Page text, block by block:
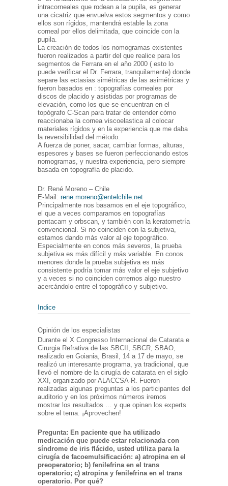
intracorneales que rodean a la pupila, es generar
una cicatriz que envuelva estos segmentos y como
ellos son rígidos, mantendrá estable la zona
corneal por ellos delimitada, que coincide con la
pupila.
La creación de todos los nomogramas existentes
fueron realizados a partir del que realice para los
segmentos de Ferrara en el año 2000 ( esto lo
puede verificar el Dr. Ferrara, tranquilamente) donde
separe las ectasias simétricas de las asimétricas y
fueron basados en : topografías corneales por
discos de placido y asistidas por programas de
elevación, como los que se encuentran en el
topógrafo C-Scan para tratar de entender cómo
reaccionaba la cornea viscoelastica al colocar
materiales rígidos y en la experiencia que me daba
la reversibilidad del método.
A fuerza de poner, sacar, cambiar formas, alturas,
espesores y bases se fueron perfeccionando estos
nomogramas, y nuestra experiencia, pero siempre
basada en topografía de placido.
Dr. René Moreno – Chile
E-Mail: rene.moreno@entelchile.net
Principalmente nos basamos en el eje topográfico,
el que a veces comparamos en topografías
pentacam y orbscan, y también con la keratometría
convencional. Si no coinciden con la subjetiva,
estamos dando más valor al eje topográfico.
Especialmente en conos más severos, la prueba
subjetiva es más difícil y más variable. En conos
menores donde la prueba subjetiva es más
consistente podría tomar más valor el eje subjetivo
y a veces si no coinciden corremos algo nuestro
acercándolo entre el topográfico y subjetivo.
Indice
Opinión de los especialistas
Durante el X Congresso Internacional de Catarata e
Cirurgia Refrativa de las SBCII, SBCR, SBAO,
realizado en Goiania, Brasil, 14 a 17 de mayo, se
realizó un interesante programa, ya tradicional, que
llevó el nombre de la cirugía de catarata en el siglo
XXI, organizado por ALACCSA-R. Fueron
realizadas algunas preguntas a los participantes del
auditorio y en los próximos números iremos
mostrar los resultados … y que opinan los experts
sobre el tema. ¡Aprovechen!
Pregunta: En paciente que ha utilizado
medicación que puede estar relacionada con
síndrome de iris flácido, usted utiliza para la
cirugía de facoemulsificación: a) atropina en el
preoperatorio; b) fenilefrina en el trans
operatorio; c) atropina y fenilefrina en el trans
operatorio. Por qué?